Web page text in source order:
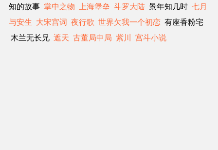
知的故事 掌中之物 上海堡垒 斗罗大陆 景年知几时 七月
与安生 大宋宫词 夜行歌 世界欠我一个初恋 有座香粉宅
木兰无长兄 遮天 古董局中局 紫川 宫斗小说